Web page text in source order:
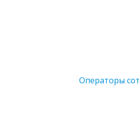
Операторы